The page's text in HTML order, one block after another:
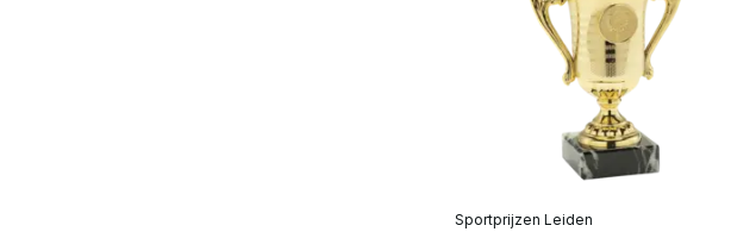
Sportprijzen Leiden